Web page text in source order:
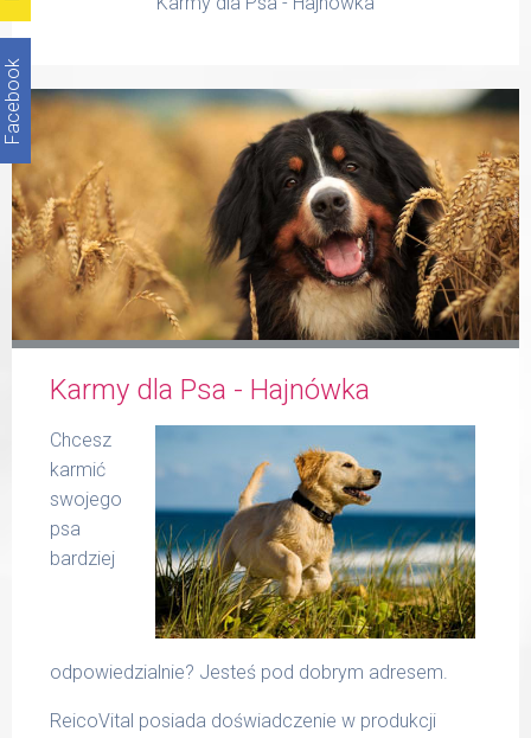
Katalog
Formularz
Kontakt
Karmy dla Psa - Hajnówka
Chcesz
karmić
swojego
psa
bardziej
odpowiedzialnie? Jesteś pod dobrym adresem.
ReicoVital posiada doświadczenie w produkcji
Facebook